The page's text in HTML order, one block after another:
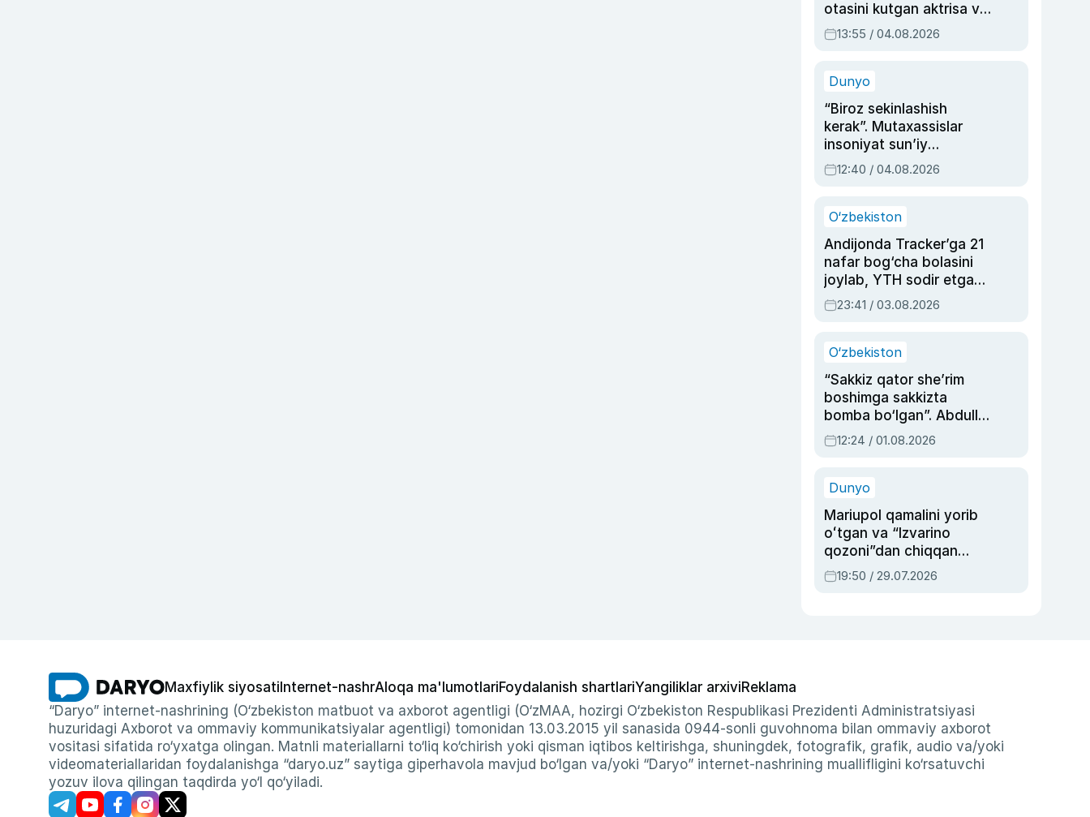
otasini kutgan aktrisa va
dublyaj ustasi Rimma
Ahmedovaning
13:55 / 04.08.2026
Dunyo
“Biroz sekinlashish
kerak”. Mutaxassislar
insoniyat sun’iy
intellektni boshqara
olmay qolishidan xavotir
12:40 / 04.08.2026
O‘zbekiston
Andijonda Tracker’ga 21
nafar bog‘cha bolasini
joylab, YTH sodir etgan
ayolga sud hukmi o‘qildi
23:41 / 03.08.2026
O‘zbekiston
“Sakkiz qator she’rim
boshimga sakkizta
bomba bo‘lgan”. Abdulla
Oripovni siyosiy
ayblovlardan asrab
12:24 / 01.08.2026
Dunyo
Mariupol qamalini yorib
oʻtgan va “Izvarino
qozoni”dan chiqqan
qahramon — Ukraina
armiyasi bosh
19:50 / 29.07.2026
Maxfiylik siyosati Internet-nashrAloqa ma'lumotlariFoydalanish shartlariYangiliklar arxiviReklama
“Daryo” internet-nashrining (O‘zbekiston matbuot va axborot agentligi (O‘zMAA, hozirgi O‘zbekiston Respublikasi Prezidenti Administratsiyasi
huzuridagi Axborot va ommaviy kommunikatsiyalar agentligi) tomonidan 13.03.2015 yil sanasida 0944-sonli guvohnoma bilan ommaviy axborot
vositasi sifatida ro‘yxatga olingan. Matnli materiallarni to‘liq ko‘chirish yoki qisman iqtibos keltirishga, shuningdek, fotografik, grafik, audio va/yoki
videomateriallaridan foydalanishga “daryo.uz” saytiga giperhavola mavjud bo‘lgan va/yoki “Daryo” internet-nashrining muallifligini ko‘rsatuvchi
yozuv ilova qilingan taqdirda yo‘l qo‘yiladi.